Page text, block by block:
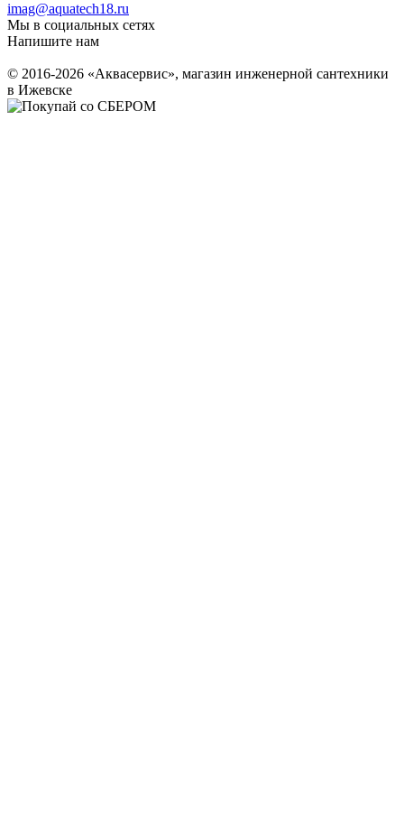
imag@aquatech18.ru
Мы в социальных сетях
Напишите нам
© 2016-2026 «Аквасервис», магазин инженерной сантехники
в Ижевске